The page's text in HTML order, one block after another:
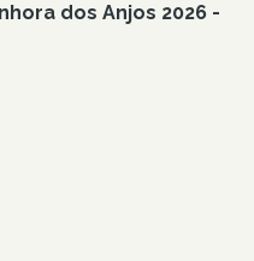
dos Anjos 2026 -